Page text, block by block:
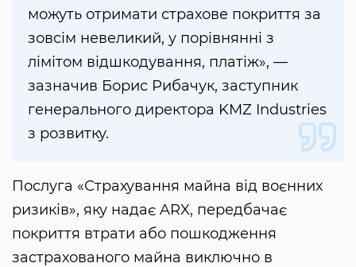
можуть отримати страхове покриття за
зовсім невеликий, у порівнянні з
лімітом відшкодування, платіж», —
зазначив Борис Рибачук, заступник
генерального директора KMZ Industries
з розвитку.
Послуга «Страхування майна від воєнних
ризиків», яку надає ARX, передбачає
покриття втрати або пошкодження
застрахованого майна виключно в